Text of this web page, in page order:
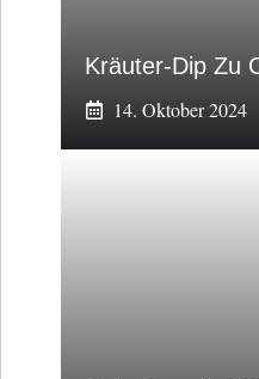
Kräuter-Dip Zu
14. Oktober 2024